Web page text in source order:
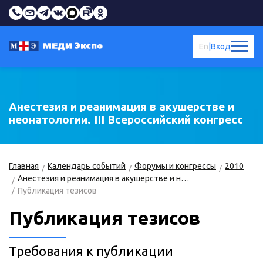
Вход
En
Анестезия и реанимация в акушерстве и
неонатологии. III Всероссийский конгресс
Главная Календарь событий Форумы и конгрессы
2010
Анестезия и реанимация в акушерстве и неонатологии
Публикация тезисов
Публикация тезисов
Требования к публикации